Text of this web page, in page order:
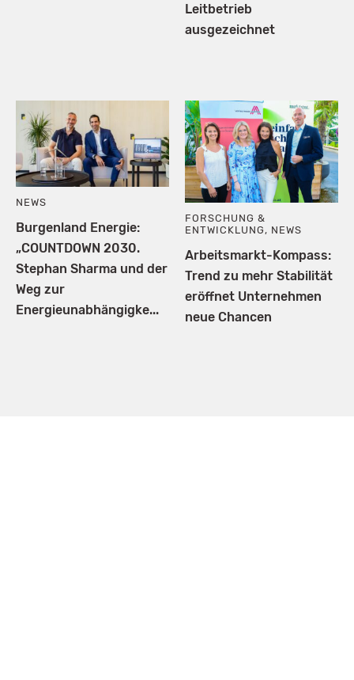
Leitbetrieb
ausgezeichnet
NEWS
Burgenland Energie:
„COUNTDOWN 2030.
Stephan Sharma und der
Weg zur
Energieunabhängigke...
FORSCHUNG &
ENTWICKLUNG, NEWS
Arbeitsmarkt-Kompass:
Trend zu mehr Stabilität
eröffnet Unternehmen
neue Chancen